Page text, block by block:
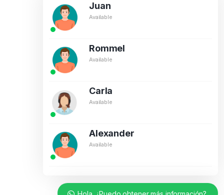
Juan
Available
Rommel
Available
Carla
Available
Alexander
Available